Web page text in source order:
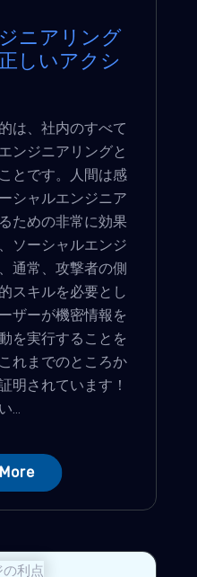
ニアリング
しいアクシ
は、社内のすべて
ンジニアリングと
とです。人間は感
シャルエンジニア
ための非常に効果
ソーシャルエンジ
通常、攻撃者の側
スキルを必要とし
ザーが機密情報を
を実行することを
れまでのところか
明されています！